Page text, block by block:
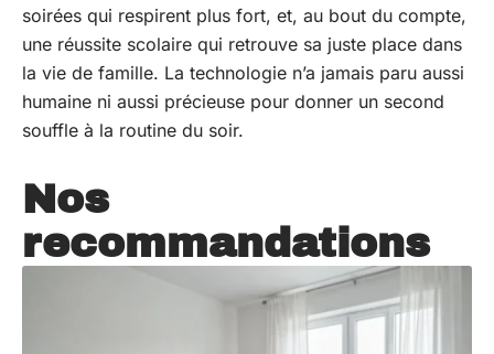
soirées qui respirent plus fort, et, au bout du compte,
une réussite scolaire qui retrouve sa juste place dans
la vie de famille. La technologie n’a jamais paru aussi
humaine ni aussi précieuse pour donner un second
souffle à la routine du soir.
Nos
recommandations